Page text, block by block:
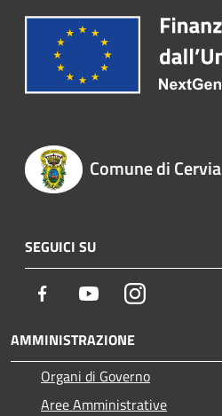
Comune di Cervia
SEGUICI SU
Facebook YoutubeInstagram
AMMINISTRAZIONE
Organi di Governo
Aree Amministrative